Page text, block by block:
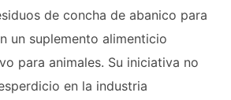
de concha de abanico para
un suplemento alimenticio
para animales. Su iniciativa no
en la industria